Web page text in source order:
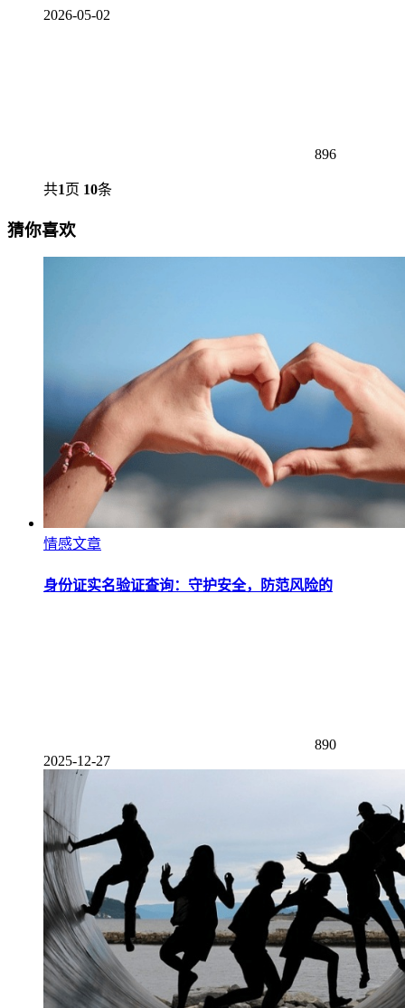
2026-05-02
896
共1页 10条
猜你喜欢
情感文章
身份证实名验证查询：守护安全，防范风险的
890
2025-12-27